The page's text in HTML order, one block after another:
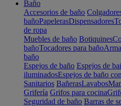
Baño
Accesorios de baño
bañoPapelerasDispensadores
de ropa
Muebles de baño Botiquines
bañoTocadores para baño
baño
Espejos de baño Espejos de
iluminadosEspejos de baño
Sanitarios BañerasLavabos
Grifería Grifos para cocina
Seguridad de baño Barras de